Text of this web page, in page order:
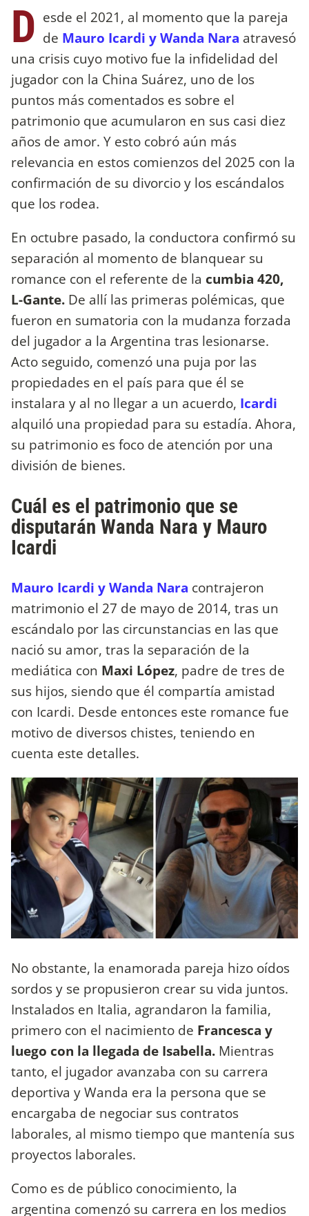
D esde el 2021, al momento que la pareja
de Mauro Icardi y Wanda Nara atravesó
una crisis cuyo motivo fue la infidelidad del
jugador con la China Suárez, uno de los
puntos más comentados es sobre el
patrimonio que acumularon en sus casi diez
años de amor. Y esto cobró aún más
relevancia en estos comienzos del 2025 con la
confirmación de su divorcio y los escándalos
que los rodea.
En octubre pasado, la conductora confirmó su
separación al momento de blanquear su
romance con el referente de la cumbia 420,
L-Gante. De allí las primeras polémicas, que
fueron en sumatoria con la mudanza forzada
del jugador a la Argentina tras lesionarse.
Acto seguido, comenzó una puja por las
propiedades en el país para que él se
instalara y al no llegar a un acuerdo, Icardi
alquiló una propiedad para su estadía. Ahora,
su patrimonio es foco de atención por una
división de bienes.
Cuál es el patrimonio que se
disputarán Wanda Nara y Mauro
Icardi
Mauro Icardi y Wanda Nara contrajeron
matrimonio el 27 de mayo de 2014, tras un
escándalo por las circunstancias en las que
nació su amor, tras la separación de la
mediática con Maxi López, padre de tres de
sus hijos, siendo que él compartía amistad
con Icardi. Desde entonces este romance fue
motivo de diversos chistes, teniendo en
cuenta este detalles.
No obstante, la enamorada pareja hizo oídos
sordos y se propusieron crear su vida juntos.
Instalados en Italia, agrandaron la familia,
primero con el nacimiento de Francesca y
luego con la llegada de Isabella. Mientras
tanto, el jugador avanzaba con su carrera
deportiva y Wanda era la persona que se
encargaba de negociar sus contratos
laborales, al mismo tiempo que mantenía sus
proyectos laborales.
Como es de público conocimiento, la
argentina comenzó su carrera en los medios